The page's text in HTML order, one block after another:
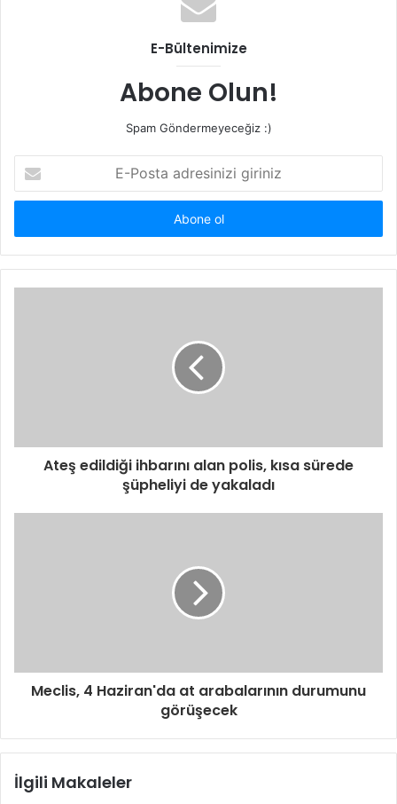
E-Bültenimize
Abone Olun!
Spam Göndermeyeceğiz :)
Posta
adresinizi
Ateş edildiği ihbarını alan polis, kısa sürede
şüpheliyi de yakaladı
Meclis, 4 Haziran'da at arabalarının durumunu
görüşecek
İlgili Makaleler